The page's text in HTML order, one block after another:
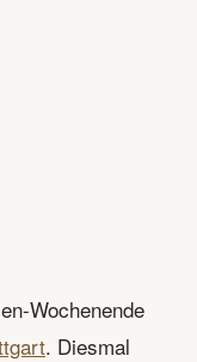
Wochenende
. Diesmal